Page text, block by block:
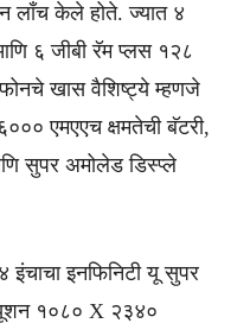
लाँच केले होते. ज्यात ४
६ जीबी रॅम प्लस १२८
फोनचे खास वैशिष्ट्ये म्हणजे
एमएएच क्षमतेची बॅटरी,
सुपर अमोलेड डिस्प्ले
इनफिनिटी यू सुपर
१०८० X २३४०